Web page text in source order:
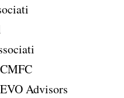
Advisors